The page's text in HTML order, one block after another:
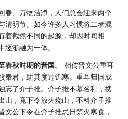
春、万物洁净，人们总会迎来两个
明节。如今许多人习惯将二者混
着截然不同的起源，却因时间相
逐渐融为一体。
春秋时期的晋国。
相传晋文公重耳
奉君，助其度过饥寒。重耳归国成
忘了介子推。介子推不慕名利，携
山，竟下令放火烧山，不料介子推
文公下令在介子推忌日禁火寒食，